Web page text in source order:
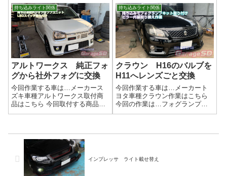
商品はこちら 今回取付する商品
は…LEDテールランプメーカー
とか商品の画像撮り忘れました(/
ω＼)作業写真ノーマルのテ...
取り付け店登録している安心で
きるメーカーさんだと思いま
す。作業写真バルブ交換なの
で、すぐに終わりますｗ作業完
了輸...
持ち込みライト関係
アルトワークス 純正フォ
グから社外フォグに交換
今回作業する車は…メーカース
ズキ車種アルトワークス取付商
品はこちら 今回取付する商品
は…メーカー不明 フォグユニ
問題なく取り付きそうです作業
写真純正で暗いと感じる人はユ
ニットごと取り替...
持ち込みライト関係
クラウン H16のバルブを
H11へレンズごと交換
今回作業する車は…メーカート
ヨタ車種クラウン作業はこちら
今回の作業は…フォグランプキ
ット 他に持ち込みで中古のピ
は結構するので、中古で探すの
インプレッサ ライト載せ替え